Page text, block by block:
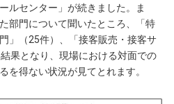
ルセンター」が続きました。ま
部門について聞いたところ、「特
」（25件）、「接客販売・接客サ
果となり、現場における対面での
を得ない状況が見てとれます。